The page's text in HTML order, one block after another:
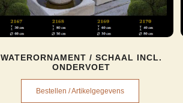
WATERORNAMENT / SCHAAL INCL.
ONDERVOET
Bestellen / Artikelgegevens